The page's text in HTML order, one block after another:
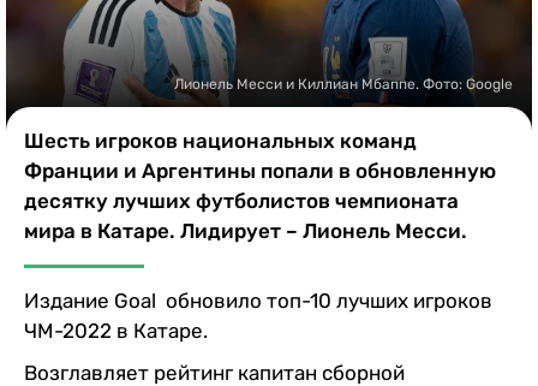
Лионель Месси и Киллиан Мбаппе. Фото: Google
Шесть игроков национальных команд
Франции и Аргентины попали в обновленную
десятку лучших футболистов чемпионата
мира в Катаре. Лидирует – Лионель Месси.
Издание Goal обновило топ-10 лучших игроков
ЧМ-2022 в Катаре.
Возглавляет рейтинг капитан сборной